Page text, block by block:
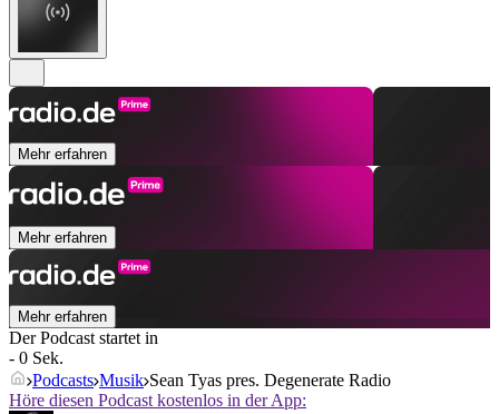
Mehr erfahren
Mehr erfahren
Mehr erfahren
Der Podcast startet in
- 0 Sek.
Podcasts Musik Sean Tyas pres. Degenerate Radio
Höre diesen Podcast kostenlos in der App: